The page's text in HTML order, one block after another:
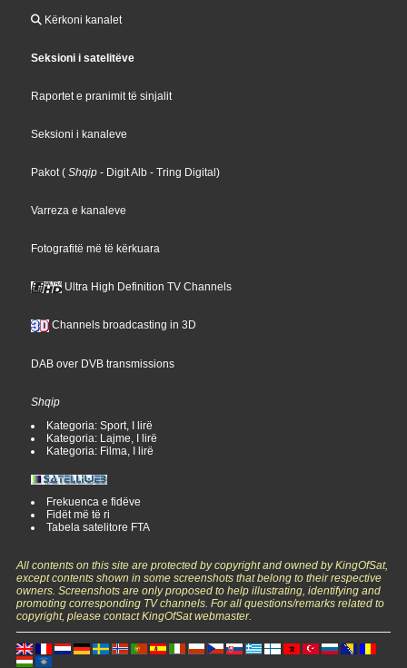
Kërkoni kanalet
Seksioni i satelitëve
Raportet e pranimit të sinjalit
Seksioni i kanaleve
Pakot( Shqip - Digit Alb - Tring Digital)
Varreza e kanaleve
Fotografitë më të kërkuara
Ultra High Definition TV Channels
Channels broadcasting in 3D
DAB over DVB transmissions
Shqip
Kategoria: Sport, I lirë
Kategoria: Lajme, I lirë
Kategoria: Filma, I lirë
Frekuenca e fidëve
Fidët më të ri
Tabela satelitore FTA
All contents on this site are protected by copyright and owned by KingOfSat,
except contents shown in some screenshots that belong to their respective
owners. Screenshots are only proposed to help illustrating, identifying and
promoting corresponding TV channels. For all questions/remarks related to
copyright, please contact KingOfSat webmaster.